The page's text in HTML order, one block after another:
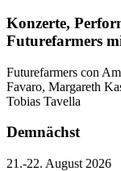
Konzerte,
Futurefarmers
Futurefarmers con
Favaro, Margareth
Tobias Tavella
Demnächst
21.-22. August 2026